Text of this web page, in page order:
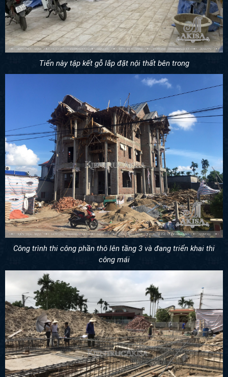
Tiến này tập kết gỗ lắp đặt nội thất bên trong
Công trình thi công phần thô lên tầng 3 và đang triển khai thi
công mái